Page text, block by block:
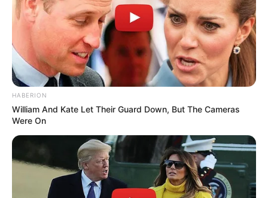
HABERION
William And Kate Let Their Guard Down, But The Cameras
Were On